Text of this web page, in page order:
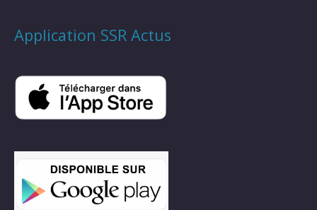
Application SSR Actus